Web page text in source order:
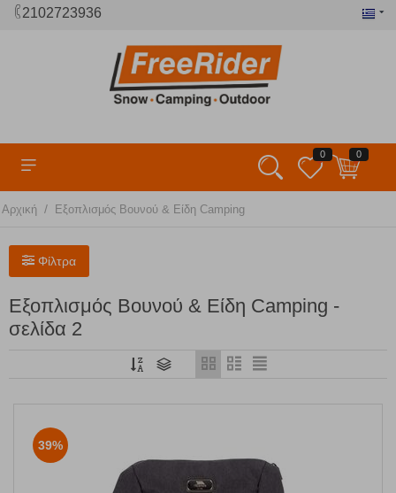
2102723936
0 0
Αρχική / Εξοπλισμός Βουνού & Είδη Camping
Φίλτρα
Εξοπλισμός Βουνού & Είδη Camping -
σελίδα 2
39%